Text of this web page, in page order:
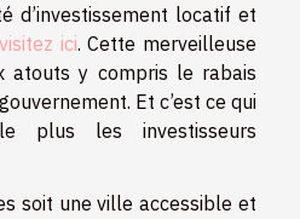
d’investissement locatif et
visitez ici. Cette merveilleuse
atouts y compris le rabais
Et c’est ce qui
plus les investisseurs
soit une ville accessible et